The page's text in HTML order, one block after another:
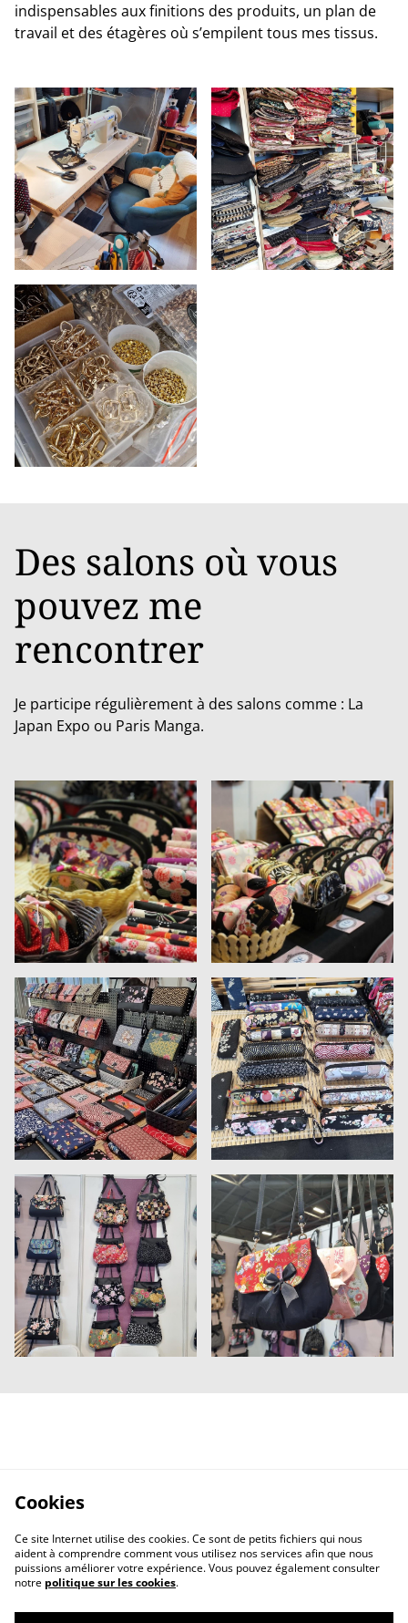
indispensables aux finitions des produits, un plan de
travail et des étagères où s’empilent tous mes tissus.
Des salons où vous
pouvez me
rencontrer
Je participe régulièrement à des salons comme : La
Japan Expo ou Paris Manga.
Cookies
Ce site Internet utilise des cookies. Ce sont de petits fichiers qui nous
aident à comprendre comment vous utilisez nos services afin que nous
puissions améliorer votre expérience. Vous pouvez également consulter
notre politique sur les cookies.